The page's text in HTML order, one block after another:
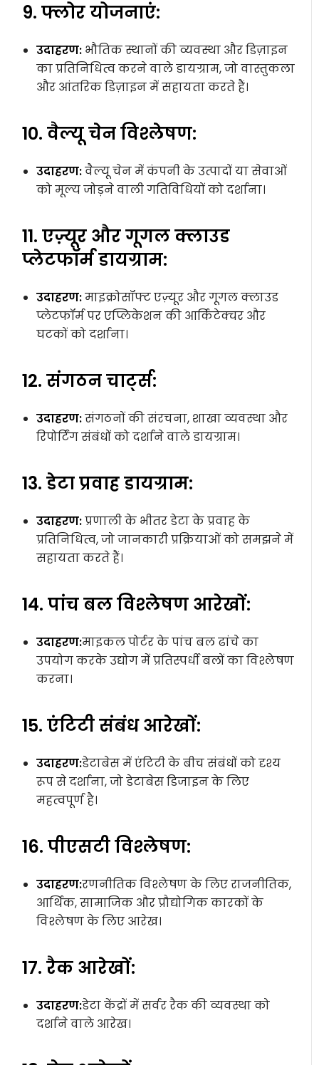
9. फ्लोर योजनाएं:
उदाहरण: भौतिक स्थानों की व्यवस्था और डिज़ाइन
का प्रतिनिधित्व करने वाले डायग्राम, जो वास्तुकला
और आंतरिक डिज़ाइन में सहायता करते हैं।
10. वैल्यू चेन विश्लेषण:
उदाहरण:वैल्यू चेन में कंपनी के उत्पादों या सेवाओं
को मूल्य जोड़ने वाली गतिविधियों को दर्शाना।
11. एज़्यूर और गूगल क्लाउड
प्लेटफॉर्म डायग्राम:
उदाहरण:माइक्रोसॉफ्ट एज़्यूर और गूगल क्लाउड
प्लेटफॉर्म पर एप्लिकेशन की आर्किटेक्चर और
घटकों को दर्शाना।
12. संगठन चार्ट्स:
उदाहरण:संगठनों की संरचना, शाखा व्यवस्था और
रिपोर्टिंग संबंधों को दर्शाने वाले डायग्राम।
13. डेटा प्रवाह डायग्राम:
उदाहरण:प्रणाली के भीतर डेटा के प्रवाह के
प्रतिनिधित्व, जो जानकारी प्रक्रियाओं को समझने में
सहायता करते हैं।
14. पांच बल विश्लेषण आरेखों:
उदाहरण:माइकल पोर्टर के पांच बल ढांचे का
उपयोग करके उद्योग में प्रतिस्पर्धी बलों का विश्लेषण
करना।
15. एंटिटी संबंध आरेखों:
उदाहरण:डेटाबेस में एंटिटी के बीच संबंधों को दृश्य
रूप से दर्शाना, जो डेटाबेस डिजाइन के लिए
महत्वपूर्ण है।
16. पीएसटी विश्लेषण:
उदाहरण:रणनीतिक विश्लेषण के लिए राजनीतिक,
आर्थिक, सामाजिक और प्रौद्योगिक कारकों के
विश्लेषण के लिए आरेख।
17. रैक आरेखों:
उदाहरण:डेटा केंद्रों में सर्वर रैक की व्यवस्था को
दर्शाने वाले आरेख।